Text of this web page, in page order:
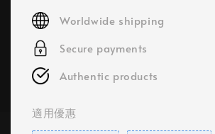
price
Worldwide shipping
Secure payments
Authentic products
適用優惠